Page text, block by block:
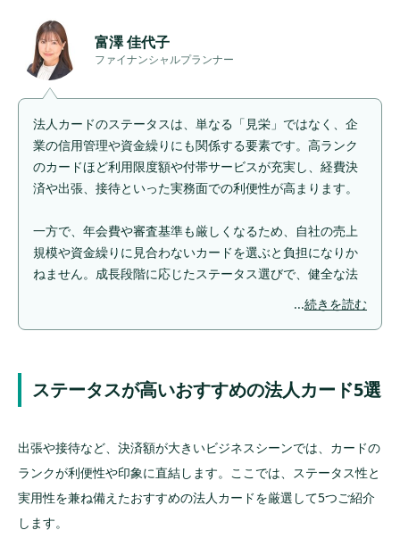
ハイステータスな法人カードで重視される審
査基準
会社の信用力
代表者の信用情報
事業規模・決済用途
年会費の支払い能力
ステータスの高い法人カードの選び方
問
法人カードのステータスは途中で上がる？
赤字決算でもハイステータスの法人カードは持
富澤 佳代子
ファイナンシャルプランナー
法人カードのステータスは、単なる「見栄」ではなく、企
業の信用管理や資金繰りにも関係する要素です。高ランク
のカードほど利用限度額や付帯サービスが充実し、経費決
済や出張、接待といった実務面での利便性が高まります。
一方で、年会費や審査基準も厳しくなるため、自社の売上
規模や資金繰りに見合わないカードを選ぶと負担になりか
ねません。成長段階に応じたステータス選びで、健全な法
...続きを読む
ステータスが高いおすすめの法人カード5選
出張や接待など、決済額が大きいビジネスシーンでは、カードの
ランクが利便性や印象に直結します。ここでは、ステータス性と
実用性を兼ね備えたおすすめの法人カードを厳選して5つご紹介
します。